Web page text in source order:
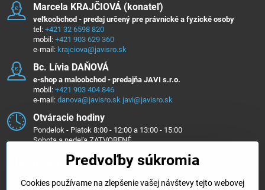
Marcela KRAJČIOVÁ (konateľ)
veľkoobchod - predaj určený pre právnické a fyzické osoby
tel: +421 32 6598 820
mobil: +421 903 629 360
e-mail: krajciova@javisro.sk
Bc​. Lívia DAŇOVÁ
e-shop a maloobchod - predajňa JAVI s.r.o.
mobil: +421 903 404 846
e-mail: danova@javisro.sk javi@javisro.sk
Otváracie hodiny
Pondelok - Piatok 8:00 - 12:00 a 13:00 - 15:00
Sobota a nedeľa ZATVORENÉ
Sledujte nás na ...
Facebook Instagram
Predvoľby súkromia
Cookies používame na zlepšenie vašej návštevy tejto webovej